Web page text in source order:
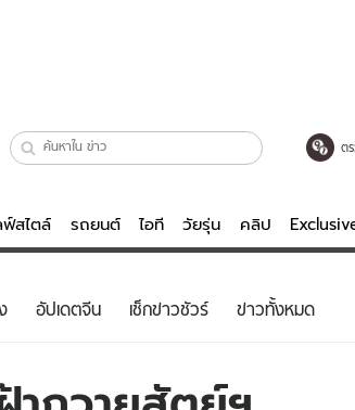
ต
ฟ์สไตล์ รถยนต์ ไอที วัยรุ่น คลิป
ไลฟ์สไตล์ บันเทิงคร
อัปเดตจีน เช็กข่าวชัวร์ ข่าวทั้งหมด